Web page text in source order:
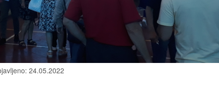
24.05.2022